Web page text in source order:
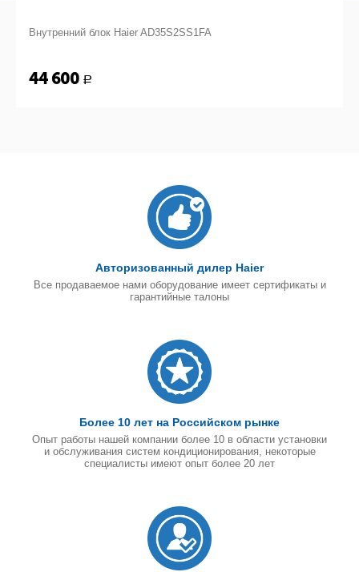
Внутренний блок Haier AD35S2SS1FA
44 600 Р
Авторизованный дилер Haier
Все продаваемое нами оборудование имеет сертификаты и
гарантийные талоны
Более 10 лет на Российском рынке
Опыт работы нашей компании более 10 в области установки
и обслуживания систем кондиционирования, некоторые
специалисты имеют опыт более 20 лет